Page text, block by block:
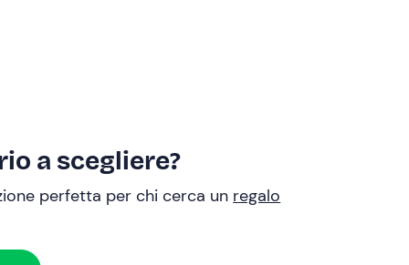
a scegliere?
perfetta per chi cerca un regalo